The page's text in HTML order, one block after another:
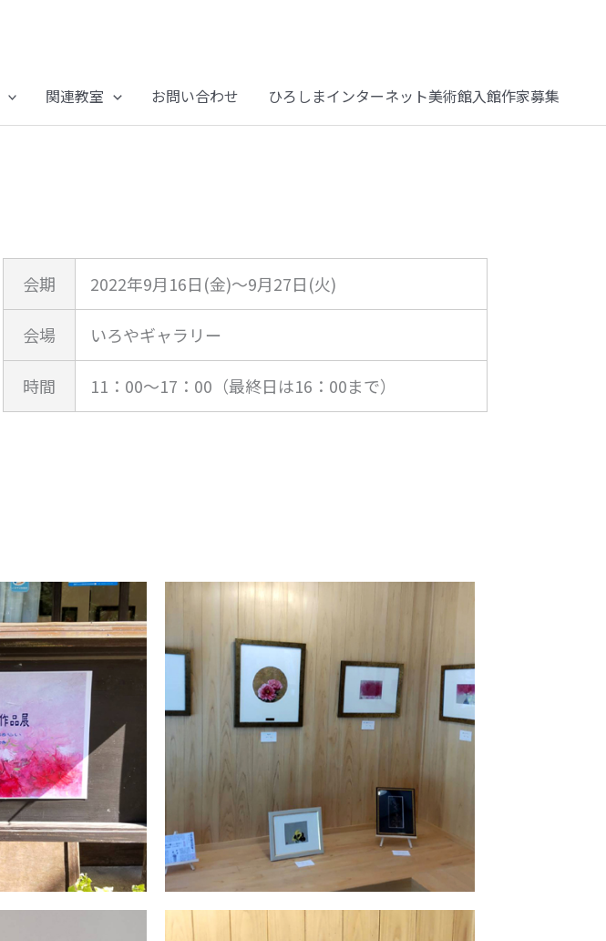
関連教室 お問い合わせ ひろしまインターネット美術館入館作家募集
会期 2022年9月16日(金)～9月27日(火)
会場 いろやギャラリー
時間 11：00～17：00（最終日は16：00まで）